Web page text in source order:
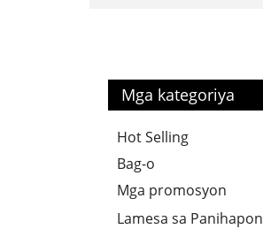
Mga kategoriya
Hot Selling
Bag-o
Mga promosyon
Lamesa sa Panihapon